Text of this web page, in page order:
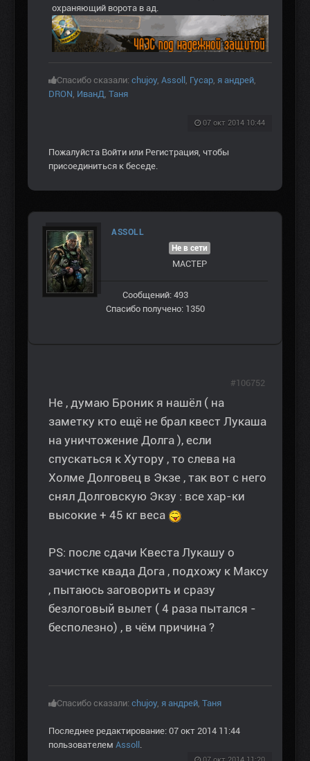
охраняющий ворота в ад.
Спасибо сказали: chujoy, Assoll , Гусар, я андрей,
DRON, ИванД, Таня
07 окт 2014 10:44
Пожалуйста Войти или Регистрация, чтобы
присоединиться к беседе.
ASSOLL
Не в сети
МАСТЕР
Сообщений: 493
Спасибо получено: 1350
Не , думаю Броник я нашёл ( на
заметку кто ещё не брал квест Лукаша
на уничтожение Долга ), если
спускаться к Хутору , то слева на
Холме Долговец в Экзе , так вот с него
снял Долговскую Экзу : все хар-ки
высокие + 45 кг веса
PS: после сдачи Квеста Лукашу о
зачистке квада Дога , подхожу к Максу
, пытаюсь заговорить и сразу
безлоговый вылет ( 4 раза пытался -
бесполезно) , в чём причина ?
Спасибо сказали: chujoy, я андрей, Таня
Последнее редактирование: 07 окт 2014 11:44
пользователем Assoll .
#106752